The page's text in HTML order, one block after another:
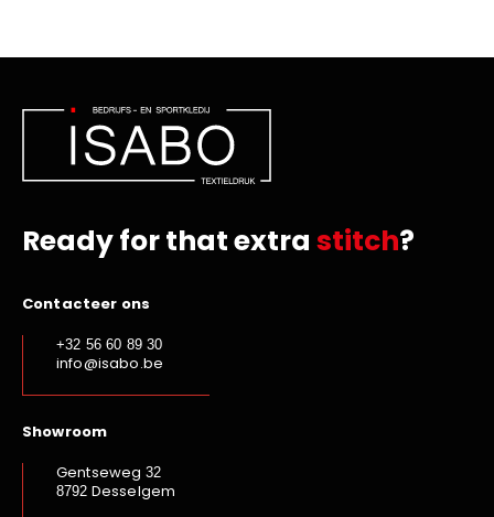
Ready for that extra stitch?
Contacteer ons
+32 56 60 89 30
info@isabo.be
Showroom
Gentseweg 32
8792 Desselgem